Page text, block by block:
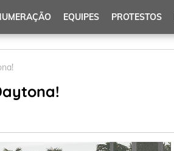
EQUIPES PROTESTOS